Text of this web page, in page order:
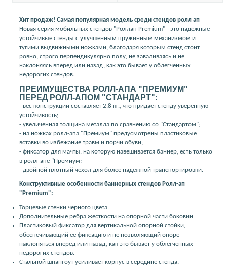
Хит продаж! Самая популярная модель среди стендов ролл ап
Новая серия мобильных стендов "Роллап Premium" - это надежные
устойчивые стенды с улучшенным пружинным механизмом и
тугими выдвижными ножками, благодаря которым стенд стоит
ровно, строго перпендикулярно полу, не заваливаясь и не
наклоняясь вперед или назад, как это бывает у облегченных
недорогих стендов.
ПРЕИМУЩЕСТВА РОЛЛ-АПА "ПРЕМИУМ"
ПЕРЕД РОЛЛ-АПОМ "СТАНДАРТ":
- вес конструкции составляет 2,8 кг., что придает стенду уверенную
устойчивость;
- увеличенная толщина металла по сравнению со "Стандартом";
- на ножках ролл-апа "Премиум" предусмотрены пластиковые
вставки во избежание травм и порчи обуви;
- фиксатор для мачты, на которую навешивается баннер, есть только
в ролл-апе "Премиум;
- двойной плотный чехол для более надежной транспортировки.
Конструктивные особенности баннерных стендов Ролл-ап
"Premium":
Торцевые стенки черного цвета.
Дополнительные ребра жесткости на опорной части боковин.
Пластиковый фиксатор для вертикальной опорной стойки,
обеспечивающий ее фиксацию и не позволяющий опоре
наклоняться вперед или назад, как это бывает у облегченных
недорогих стендов.
Стальной шпангоут усиливает корпус в середине стенда.